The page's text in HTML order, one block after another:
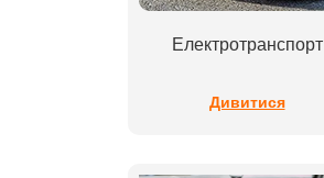
Електротранспорт
Дивитися